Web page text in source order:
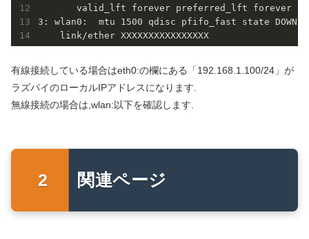
3 : wlan0: mtu 1500 qdisc pfifo_fast state DOWN
    link/ether XXXXXXXXXXXXXXXX
有線接続している場合はeth0:の欄にある「192.168.1.100/24」が
ラズパイのローカルIPアドレスになります.
無線接続の場合は,wlan:以下を確認します.
関連ページ